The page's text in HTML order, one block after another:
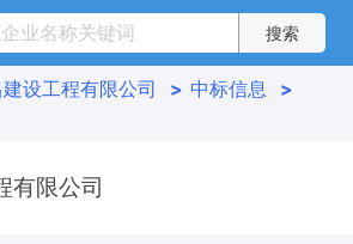
设工程有限公司 > 中标信息
>
有限公司